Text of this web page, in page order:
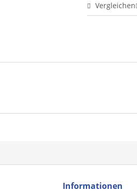
Vergleichen
Informationen